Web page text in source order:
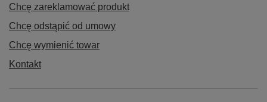
Chcę zareklamować produkt
Chcę odstąpić od umowy
Chcę wymienić towar
Kontakt